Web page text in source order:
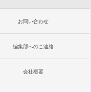
お問い合わせ
編集部へのご連絡
会社概要